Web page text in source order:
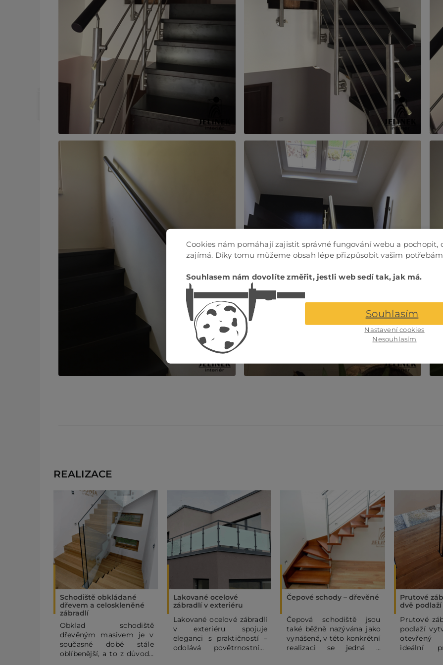
REALIZACE
Schodiště obkládané
dřevem a celoskleněné
zábradlí
Obklad schodiště
dřevěným masivem je v
současné době stále
oblíbenější, a to z důvodů
Lakované ocelové
zábradlí v exteriéru
Lakované ocelové zábradlí
v exteriéru spojuje
eleganci s praktičností –
odolává povětrnostním
Čepové schody – dřevěné
Čepová schodiště jsou
také běžně nazývána jako
vynášená, v této konkrétní
realizaci se jedná o
Prutové
dvě podlaží
Prutové
podlaží
ideální
Cookies nám pomáhají zajistit správné fungování webu a pochopit,
zajímá. Díky tomu můžeme obsah lépe přizpůsobit vašim
Souhlasem nám dovolíte změřit, jestli web sedí tak, jak má.
Nastavení cookies
Nesouhlasím
Souhlasím